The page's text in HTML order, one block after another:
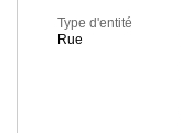
Type d'entité
Rue